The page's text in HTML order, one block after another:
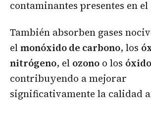
contaminantes presentes en
También absorben gases
elmonóxido de carbono, los
nitrógeno, el ozono o los
contribuyendo a mejorar
significativamente la calidad